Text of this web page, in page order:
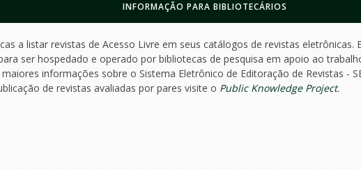
INFORMAÇÃO PARA BIBLIOTECÁRIOS
a listar revistas de Acesso Livre em seus catálogos de revistas eletrônicas.
ser hospedado e operado por bibliotecas de pesquisa em apoio ao
informações sobre o Sistema Eletrônico de Editoração de Revistas -
de revistas avaliadas por pares visite o Public Knowledge Project.